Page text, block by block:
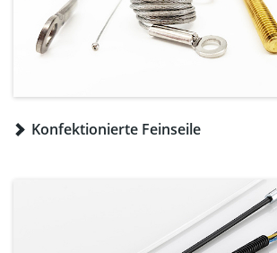
Konfektionierte Feinseile